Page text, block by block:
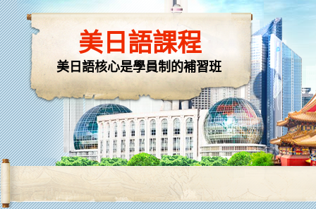
美日語課程
美日語核心是學員制的補習班